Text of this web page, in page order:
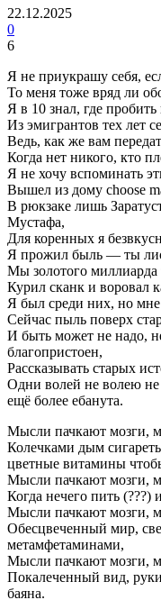
22.12.2025
0
6
Я не приукрашу себя,
То меня тоже вряд ли
Я в 10 знал, где
Из эмигрантов тех лет
Ведь, как же вам
Когда нет никого, кто
Я не хочу вспоминать
Вышел из дому choose
В рюкзаке лишь
Мустафа,
Для коренных я
Я прожил быль — ты
Мы золотого миллиарда
Курил сканк и воровал
Я был среди них, но
Сейчас пыль поверх
И быть может не надо,
благопристоен,
Рассказывать старых
Одни волей не волею не
ещё более ебанута.
Мысли пачкают мозги,
Колечками дым
цветные витамины
Мысли пачкают мозги,
Когда нечего пить (???)
Мысли пачкают мозги,
Обесцвеченный мир,
метамфетаминами,
Мысли пачкают мозги,
Покалеченный вид,
баяна.